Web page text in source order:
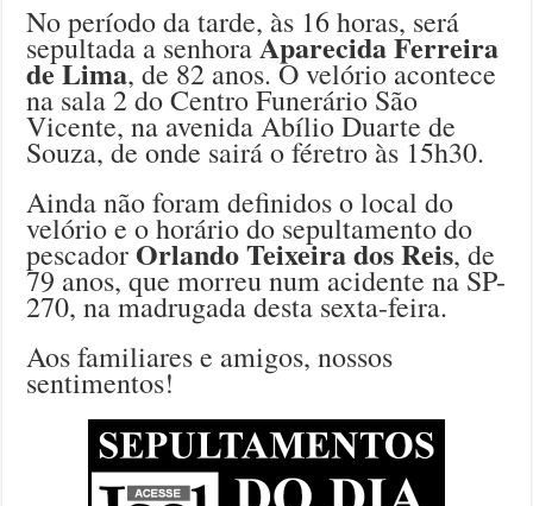
No período da tarde, às 16 horas, será
sepultada a senhoraAparecida Ferreira
de Lima, de 82 anos. O velório acontece
na sala 2 do Centro Funerário São
Vicente, na avenida Abílio Duarte de
Souza, de onde sairá o féretro às 15h30.
Ainda não foram definidos o local do
velório e o horário do sepultamento do
pescadorOrlando Teixeira dos Reis, de
79 anos, que morreu num acidente na SP-
270, na madrugada desta sexta-feira.
Aos familiares e amigos, nossos
sentimentos!